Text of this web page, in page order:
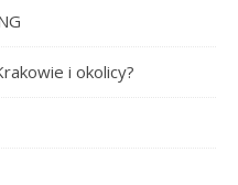
i okolicy?